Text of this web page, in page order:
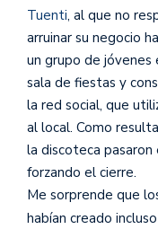
Tuenti, al que no
arruinar su negocio
un grupo de jóvenes
sala de fiestas y
la red social, que
al local. Como
la discoteca pasaron
forzando el cierre.
Me sorprende que
habían creado